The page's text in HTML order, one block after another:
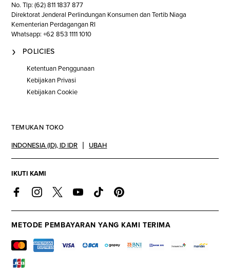
No. Tlp: (62) 811 1837 877
Direktorat Jenderal Perlindungan Konsumen dan Tertib Niaga
Kementerian Perdagangan RI
Whatsapp: +62 853 1111 1010
POLICIES
Ketentuan Penggunaan
Kebijakan Privasi
Kebijakan Cookie
TEMUKAN TOKO
INDONESIA (ID), ID IDR UBAH
IKUTI KAMI
METODE PEMBAYARAN YANG KAMI TERIMA